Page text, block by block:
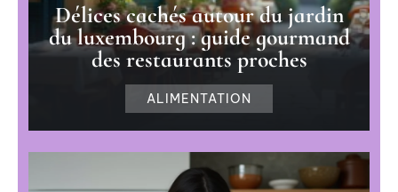
Délices cachés autour du jardin
du luxembourg : guide gourmand
des restaurants proches
ALIMENTATION